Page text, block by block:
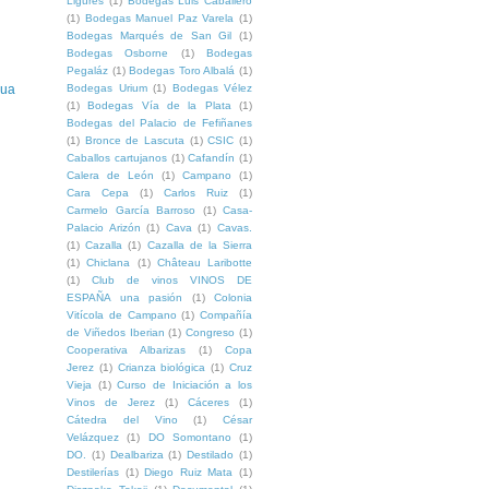
(1) Bodegas Manuel Paz Varela (1)
Bodegas Marqués de San Gil
(1)
Bodegas Osborne
(1)
Bodegas
Pegaláz (1) Bodegas Toro Albalá (1)
Bodegas Urium (1)
Bodegas Vélez
(1)
Bodegas Vía de la Plata
(1)
Bodegas del Palacio de Fefiñanes
(1) Bronce de Lascuta (1) CSIC (1)
Caballos cartujanos (1) Cafandín (1)
Calera de León
(1) Campano
(1)
Cara Cepa
(1) Carlos Ruiz
(1)
Carmelo García Barroso
(1) Casa-
Palacio Arizón (1) Cava (1) Cavas.
(1) Cazalla (1) Cazalla de la Sierra
(1) Chiclana (1) Château Laribotte
(1)
Club de vinos VINOS DE
ESPAÑA una pasión
(1)
Colonia
Vitícola de Campano (1) Compañía
de Viñedos Iberian (1) Congreso (1)
Cooperativa Albarizas
(1)
Copa
Jerez (1) Crianza biológica (1) Cruz
Vieja (1) Curso de Iniciación a los
Vinos de Jerez
(1) Cáceres
(1)
Cátedra del Vino
(1)
César
Velázquez
(1) DO Somontano
(1)
DO. (1) Dealbariza (1) Destilado (1)
Destilerías (1) Diego Ruiz Mata (1)